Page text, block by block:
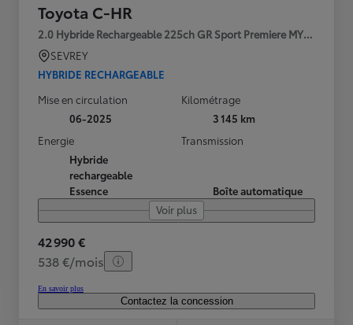
Toyota C-HR
2.0 Hybride Rechargeable 225ch GR Sport Premiere MY25
SEVREY
HYBRIDE RECHARGEABLE
Mise en circulation
06-2025
Kilométrage
3 145 km
Energie
Hybride
rechargeable
Essence
Transmission
Boîte automatique
Voir plus
42 990 €
538 €/mois
En savoir plus
Contactez la concession